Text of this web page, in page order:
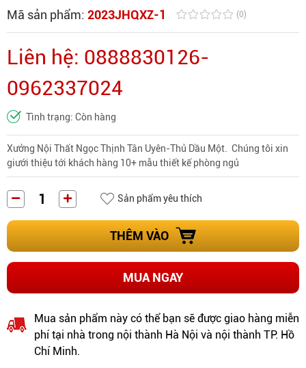
Mã sản phẩm: 2023JHQXZ-1 (0)
Liên hệ: 0888830126-
0962337024
Tình trạng: Còn hàng
Xưởng Nội Thất Ngọc Thịnh Tân Uyên-Thủ Dầu Một. Chúng tôi xin
giưới thiệu tới khách hàng 10+ mẫu thiết kế phòng ngủ
Sản phẩm yêu thích
THÊM VÀO
MUA NGAY
Mua sản phẩm này có thể bạn sẽ được giao hàng miễn
phí tại nhà trong nội thành Hà Nội và nội thành TP. Hồ
Chí Minh.